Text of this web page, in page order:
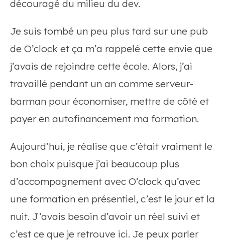
découragé du milieu du dev.
Je suis tombé un peu plus tard sur une pub
de O’clock et ça m’a rappelé cette envie que
j’avais de rejoindre cette école. Alors, j’ai
travaillé pendant un an comme serveur-
barman pour économiser, mettre de côté et
payer en autofinancement ma formation.
Aujourd’hui, je réalise que c’était vraiment le
bon choix puisque j’ai beaucoup plus
d’accompagnement avec O’clock qu’avec
une formation en présentiel, c’est le jour et la
nuit. J’avais besoin d’avoir un réel suivi et
c’est ce que je retrouve ici. Je peux parler